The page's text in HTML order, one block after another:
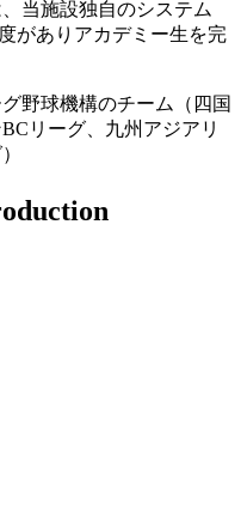
当施設独自のシステム
がありアカデミー生を完
野球機構のチーム（四国
リーグ、九州アジアリ